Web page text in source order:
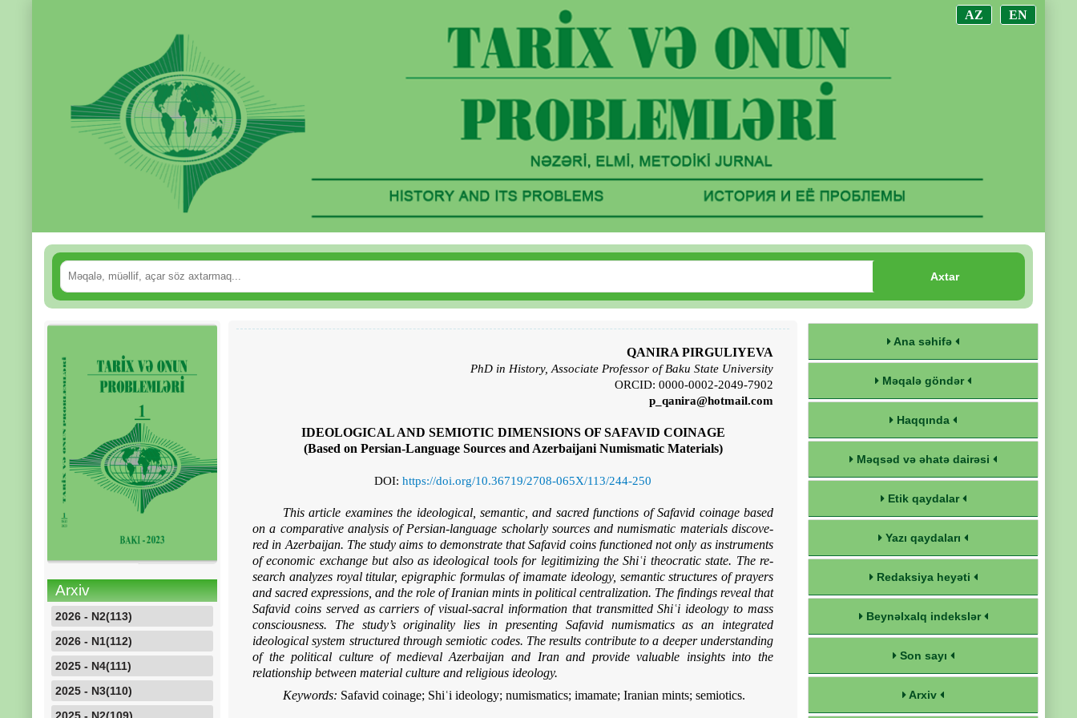
AZ EN
Axtar
Arxiv
2026 - N2(113)
2026 - N1(112)
2025 - N4(111)
2025 - N3(110)
QANIRA PIRGULIYEVA
PhD in History, Associate Professor of Baku State University
ORCID: 0000-0002-2049-7902
p_qanira@hotmail.com
IDEOLOGICAL AND SEMIOTIC DIMENSIONS OF SAFAVID COINAGE
(Based on Persian-Language Sources and Azerbaijani Numismatic Materials)
DOI: https://doi.org/10.36719/2708-065X/113/244-250
This article examines the ideological, semantic, and sacred functions of Safavid coinage based
on a comparative analysis of Persian-language scholarly sources and numismatic materials discove­
red in Azerbaijan. The study aims to demonstrate that Safavid coins functioned not only as instruments
of economic exchange but also as ideological tools for legitimizing the Shiʿi theocratic state. The re­
search analyzes royal titular, epigraphic formulas of imamate ideology, semantic structures of prayers
and sacred expressions, and the role of Iranian mints in political centralization. The findings reveal that
Safavid coins served as carriers of visual-sacral information that transmitted Shiʿi ideology to mass
consciousness. The study’s originality lies in presenting Safavid numismatics as an integrated
ideological system structured through semiotic codes. The results contribute to a deeper understanding
of the political culture of medieval Azerbaijan and Iran and provide valuable insights into the
relationship between material culture and religious ideology.
Keywords: Safavid coinage; Shiʿi ideology; numismatics; imamate; Iranian mints; semiotics.
Ana səhifə
Məqalə göndər
Haqqında
Məqsəd və əhatə dairəsi
Etik qaydalar
Yazı qaydaları
Redaksiya heyəti
Beynəlxalq indekslər
Son sayı
Arxiv